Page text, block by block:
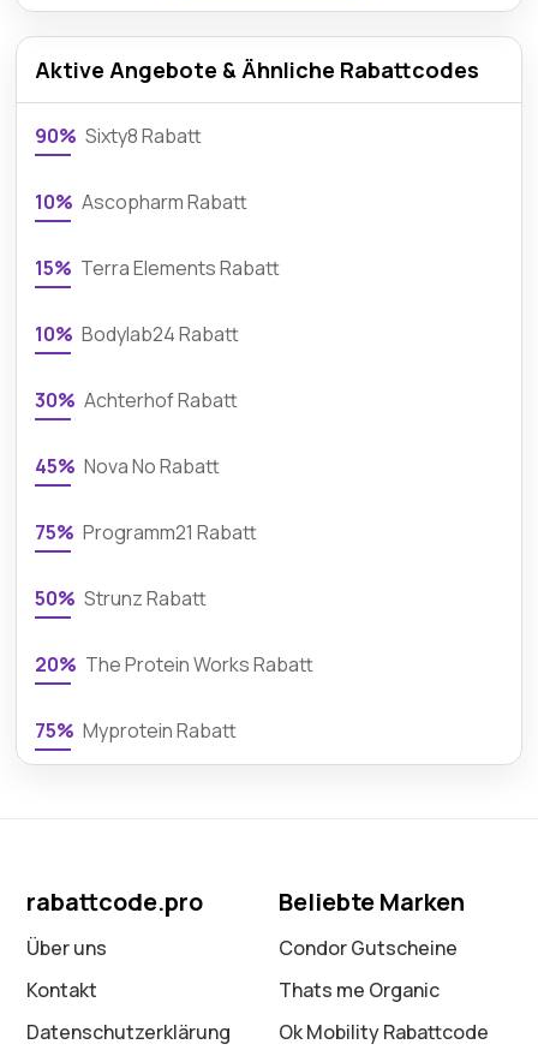
Aktive Angebote & Ähnliche Rabattcodes
90% Sixty8 Rabatt
10% Ascopharm Rabatt
15% Terra Elements Rabatt
10% Bodylab24 Rabatt
30% Achterhof Rabatt
45% Nova No Rabatt
75% Programm21 Rabatt
50% Strunz Rabatt
20% The Protein Works Rabatt
75% Myprotein Rabatt
rabattcode.pro
Über uns
Kontakt
Datenschutz­erklärung
Beliebte Marken
Condor Gutscheine
Thats me Organic
Ok Mobility Rabattcode